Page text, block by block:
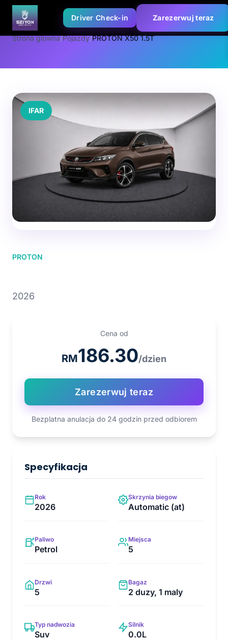
Driver Check-in Zarezerwuj teraz
Strona glowna/Pojazdy/PROTON X50 1.5T
IFAR
PROTON
2026
Cena od
RM186.30/dzien
Zarezerwuj teraz
Bezplatna anulacja do 24 godzin przed odbiorem
Specyfikacja
Rok
2026
Skrzynia biegow
Automatic (at)
Paliwo
Petrol
Miejsca
5
Drzwi
5
Bagaz
2 duzy, 1 maly
Typ nadwozia
Suv
Silnik
0.0L